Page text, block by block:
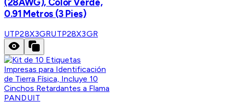
(28AWG), Color Verde,
0.91 Metros (3 Pies)
UTP28X3GRUTP28X3GR
PANDUIT